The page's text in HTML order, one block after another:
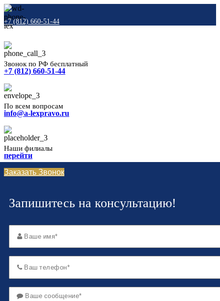
+7 (812) 660-51-44
Звонок по РФ бесплатный
+7 (812) 660-51-44
По всем вопросам
info@a-lexpravo.ru
Наши филиалы
перейти
Заказать Звонок
Запишитесь на консультацию!